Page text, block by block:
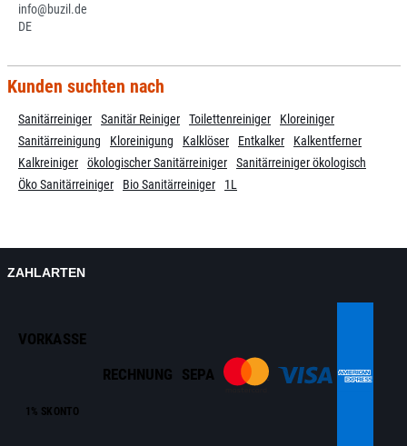
info@buzil.de
DE
Kunden suchten nach
Sanitärreiniger Sanitär Reiniger Toilettenreiniger
Kloreiniger
Sanitärreinigung
Kloreinigung Kalklöser Entkalker
Kalkentferner
Kalkreiniger
ökologischer Sanitärreiniger
Sanitärreiniger ökologisch
Öko Sanitärreiniger
Bio Sanitärreiniger 1L
ZAHLARTEN
VORKASSE
1% SKONTO
RECHNUNG SEPA